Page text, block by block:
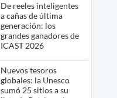
De reeles inteligentes
a cañas de última
generación: los
grandes ganadores de
ICAST 2026
Nuevos tesoros
globales: la Unesco
sumó 25 sitios a su